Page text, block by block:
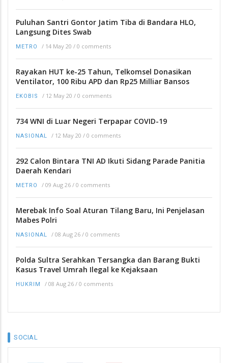
Puluhan Santri Gontor Jatim Tiba di Bandara HLO,
Langsung Dites Swab
METRO / 14 May 20 / 0 comments
Rayakan HUT ke-25 Tahun, Telkomsel Donasikan
Ventilator, 100 Ribu APD dan Rp25 Milliar Bansos
EKOBIS / 12 May 20 / 0 comments
734 WNI di Luar Negeri Terpapar COVID-19
NASIONAL / 12 May 20 / 0 comments
292 Calon Bintara TNI AD Ikuti Sidang Parade Panitia
Daerah Kendari
METRO / 09 Aug 26 / 0 comments
Merebak Info Soal Aturan Tilang Baru, Ini Penjelasan
Mabes Polri
NASIONAL / 08 Aug 26 / 0 comments
Polda Sultra Serahkan Tersangka dan Barang Bukti
Kasus Travel Umrah Ilegal ke Kejaksaan
HUKRIM / 08 Aug 26 / 0 comments
SOCIAL